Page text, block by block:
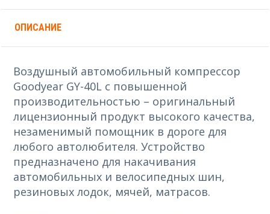
ОПИСАНИЕ
Воздушный автомобильный компрессор
Goodyear GY-40L с повышенной
производительностью – оригинальный
лицензионный продукт высокого качества,
незаменимый помощник в дороге для
любого автолюбителя. Устройство
предназначено для накачивания
автомобильных и велосипедных шин,
резиновых лодок, мячей, матрасов.